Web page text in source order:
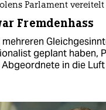
Parlament vereitelt
Fremdenhass
geplant haben,
in die